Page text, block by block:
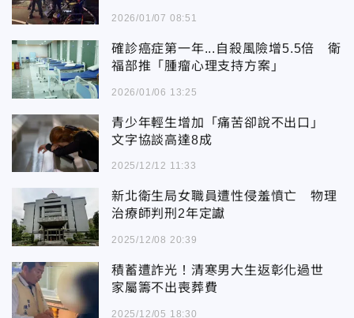
2026/01/07 08:51
確診癌症第一年...自殺風險增5.5倍 衛
福部推「腫瘤心理支持方案」
2026/01/06 13:25
青少年輕生增加「痛苦卻說不出口」
文字協談高達8成
2025/12/12 11:33
新北衛生局女職員遭性侵羞憤亡 物理
治療師判刑2年定讞
2025/12/08 20:39
積蓄遭詐光！清寒男大生返彰化過世
家屬籌不出喪葬費
2025/12/05 18:30